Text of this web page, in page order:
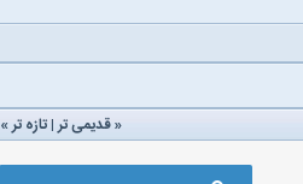
«قدیمی تر|تازه‌ تر»